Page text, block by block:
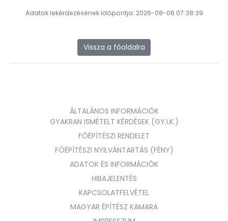
Adatok lekérdezésének időpontja: 2026-08-06 07:38:39
Vissza a főoldalra
ÁLTALÁNOS INFORMÁCIÓK
GYAKRAN ISMÉTELT KÉRDÉSEK (GY.I.K.)
FŐÉPÍTÉSZI RENDELET
FŐÉPÍTÉSZI NYILVÁNTARTÁS (FÉNY)
ADATOK ÉS INFORMÁCIÓK
HIBAJELENTÉS
KAPCSOLATFELVÉTEL
MAGYAR ÉPÍTÉSZ KAMARA